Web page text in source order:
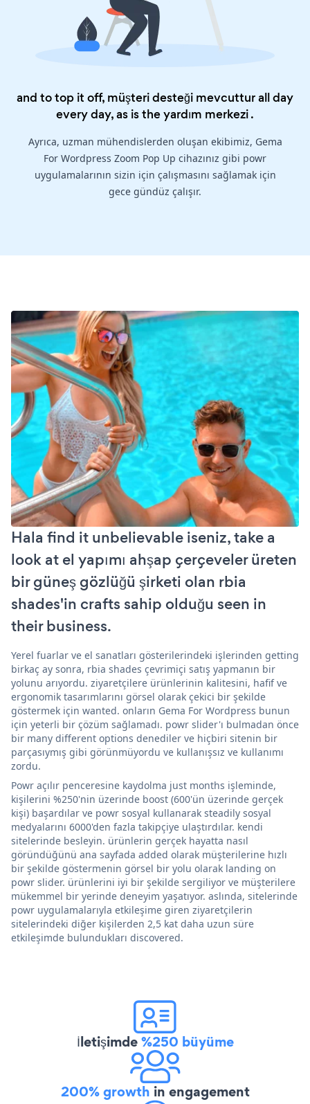
and to top it off, müşteri desteği mevcuttur all day
every day, as is theyardım merkezi.
Ayrıca, uzman mühendislerden oluşan ekibimiz, Gema
For Wordpress Zoom Pop Up cihazınız gibi powr
uygulamalarının sizin için çalışmasını sağlamak için
gece gündüz çalışır.
Hala find it unbelievable iseniz, take a
look at el yapımı ahşap çerçeveler üreten
bir güneş gözlüğü şirketi olan rbia
shades'in crafts sahip olduğu seen in
their business.
Yerel fuarlar ve el sanatları gösterilerindeki işlerinden getting
birkaç ay sonra, rbia shades çevrimiçi satış yapmanın bir
yolunu arıyordu. ziyaretçilere ürünlerinin kalitesini, hafif ve
ergonomik tasarımlarını görsel olarak çekici bir şekilde
göstermek için wanted. onların Gema For Wordpress bunun
için yeterli bir çözüm sağlamadı. powr slider'ı bulmadan önce
bir many different options denediler ve hiçbiri sitenin bir
parçasıymış gibi görünmüyordu ve kullanışsız ve kullanımı
zordu.
Powr açılır penceresine kaydolma just months işleminde,
kişilerini %250'nin üzerinde boost (600'ün üzerinde gerçek
kişi) başardılar ve powr sosyal kullanarak steadily sosyal
medyalarını 6000'den fazla takipçiye ulaştırdılar. kendi
sitelerinde besleyin. ürünlerin gerçek hayatta nasıl
göründüğünü ana sayfada added olarak müşterilerine hızlı
bir şekilde göstermenin görsel bir yolu olarak landing on
powr slider. ürünlerini iyi bir şekilde sergiliyor ve müşterilere
mükemmel bir yerinde deneyim yaşatıyor. aslında, sitelerinde
powr uygulamalarıyla etkileşime giren ziyaretçilerin
sitelerindeki diğer kişilerden 2,5 kat daha uzun süre
etkileşimde bulundukları discovered.
İletişimde%250 büyüme
200% growth in engagement